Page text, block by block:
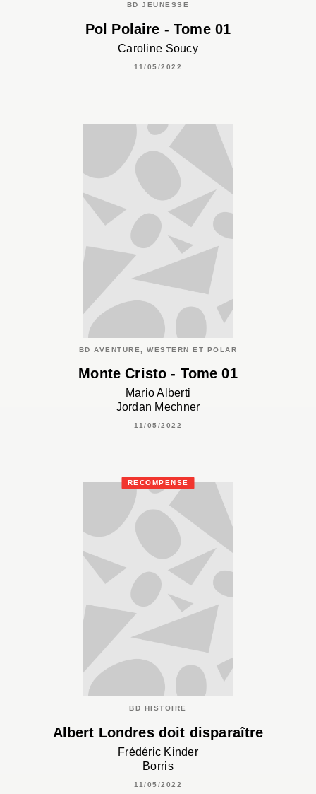
BD JEUNESSE
Pol Polaire - Tome 01
Caroline Soucy
11/05/2022
BD AVENTURE, WESTERN ET POLAR
Monte Cristo - Tome 01
Mario Alberti
Jordan Mechner
11/05/2022
RÉCOMPENSÉ
BD HISTOIRE
Albert Londres doit disparaître
Frédéric Kinder
Borris
11/05/2022